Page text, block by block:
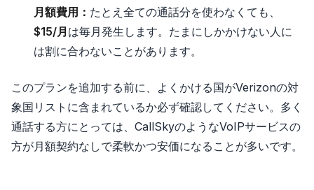
月額費用： たとえ全ての通話分を使わなくても、
$15/月 は毎月発生します。たまにしかかけない人に
は割に合わないことがあります。
このプランを追加する前に、よくかける国がVerizonの対
象国リストに含まれているか必ず確認してください。多く
通話する方にとっては、CallSkyのようなVoIPサービスの
方が月額契約なしで柔軟かつ安価になることが多いです。